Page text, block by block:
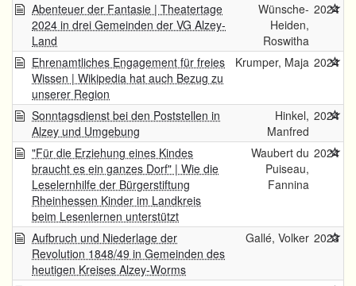
Abenteuer der Fantasie | Theatertage
2024 in drei Gemeinden der VG Alzey-
Land
Wünsche-
Heiden,
Roswitha
2024
Ehrenamtliches Engagement für freies
Wissen | Wikipedia hat auch Bezug zu
unserer Region
Krumper, Maja 2024
Sonntagsdienst bei den Poststellen in
Alzey und Umgebung
Hinkel,
Manfred
2024
"Für die Erziehung eines Kindes
braucht es ein ganzes Dorf" | Wie die
Leselernhilfe der Bürgerstiftung
Rheinhessen Kinder im Landkreis
beim Lesenlernen unterstützt
Waubert du
Puiseau,
Fannina
2024
Aufbruch und Niederlage der
Revolution 1848/49 in Gemeinden des
heutigen Kreises Alzey-Worms
Gallé, Volker 2023